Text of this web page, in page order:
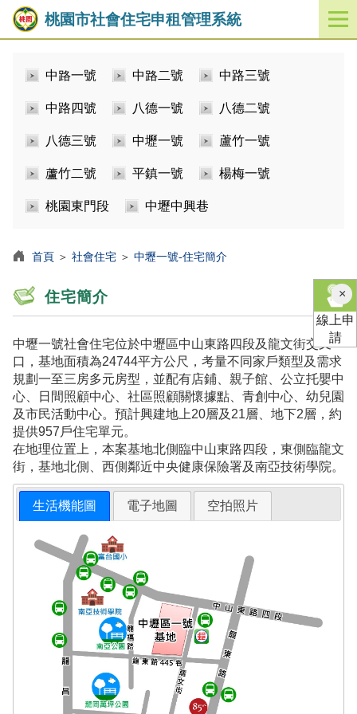
桃園市社會住宅申租管理系統
開
啟
中路一號 中路二號 中路三號
中路四號 八德一號 八德二號
八德三號 中壢一號 蘆竹一號
蘆竹二號 平鎮一號 楊梅一號
桃園東門段 中壢中興巷
首頁 ＞ 社會住宅 ＞ 中壢一號-住宅簡介
住宅簡介
中壢一號社會住宅位於中壢區中山東路四段及龍文街交叉
口，基地面積為24744平方公尺，考量不同家戶類型及需求
規劃一至三房多元房型，並配有店鋪、親子館、公立托嬰中
心、日間照顧中心、社區照顧關懷據點、青創中心、幼兒園
及市民活動中心。預計興建地上20層及21層、地下2層，約
提供957戶住宅單元。
在地理位置上，本案基地北側臨中山東路四段，東側臨龍文
街，基地北側、西側鄰近中央健康保險署及南亞技術學院。
生活機能圖 電子地圖 空拍照片
×關
閉
線上申
請